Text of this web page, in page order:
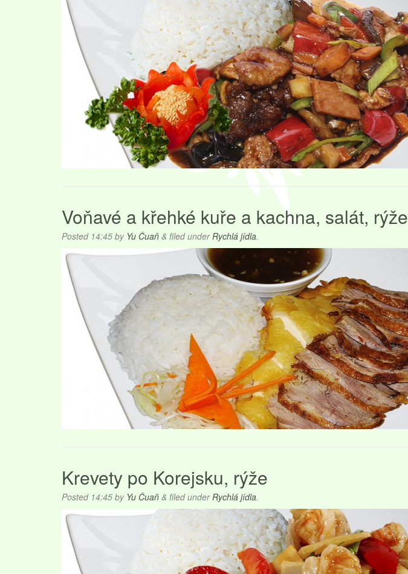
Voňavé a křehké kuře a kachna, salát, rýže
Posted 14:45 by Yu Čuaň & filed underRychlá jídla.
Krevety po Korejsku, rýže
Posted 14:45 by Yu Čuaň & filed underRychlá jídla.